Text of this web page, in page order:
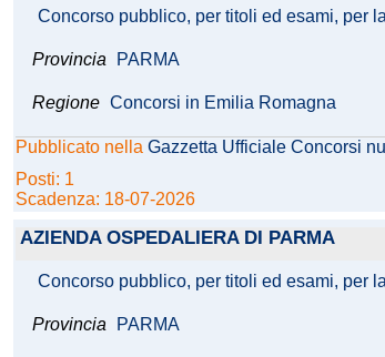
Concorso pubblico, per titoli ed esami, per
Provincia PARMA
Regione Concorsi in Emilia Romagna
Pubblicato nella Gazzetta Ufficiale Concorsi
Posti: 1
Scadenza: 18-07-2026
AZIENDA OSPEDALIERA DI PARMA
Concorso pubblico, per titoli ed esami, per
Provincia PARMA